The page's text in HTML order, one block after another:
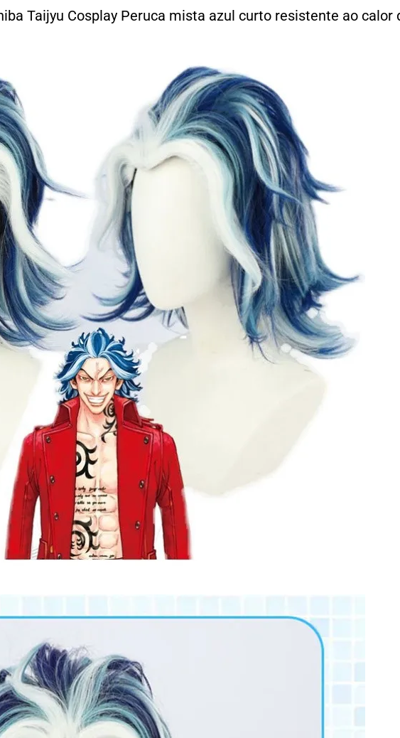
Taijyu Cosplay Peruca mista azul curto resistente ao calor